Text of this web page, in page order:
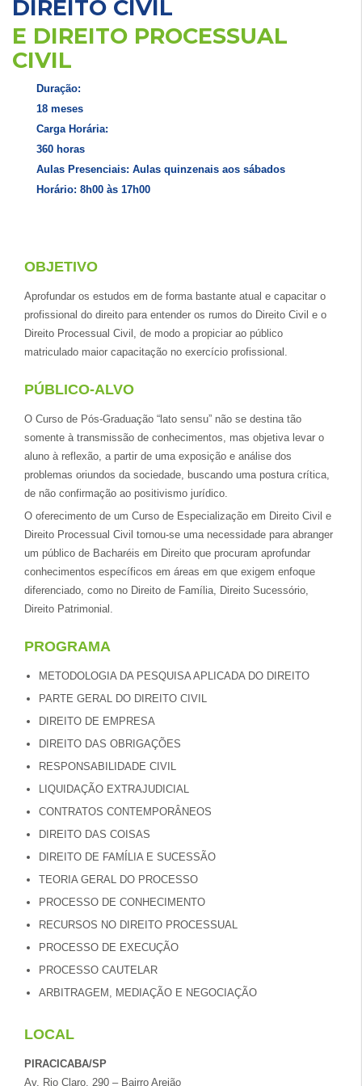
DIREITO CIVIL
E DIREITO PROCESSUAL
CIVIL
Duração:
18 meses
Carga Horária:
360 horas
Aulas Presenciais: Aulas quinzenais aos sábados
Horário: 8h00 às 17h00
OBJETIVO
Aprofundar os estudos em de forma bastante atual e capacitar o
profissional do direito para entender os rumos do Direito Civil e o
Direito Processual Civil, de modo a propiciar ao público
matriculado maior capacitação no exercício profissional.
PÚBLICO-ALVO
O Curso de Pós-Graduação “lato sensu” não se destina tão
somente à transmissão de conhecimentos, mas objetiva levar o
aluno à reflexão, a partir de uma exposição e análise dos
problemas oriundos da sociedade, buscando uma postura crítica,
de não confirmação ao positivismo jurídico.
O oferecimento de um Curso de Especialização em Direito Civil e
Direito Processual Civil tornou-se uma necessidade para abranger
um público de Bacharéis em Direito que procuram aprofundar
conhecimentos específicos em áreas em que exigem enfoque
diferenciado, como no Direito de Família, Direito Sucessório,
Direito Patrimonial.
PROGRAMA
METODOLOGIA DA PESQUISA APLICADA DO DIREITO
PARTE GERAL DO DIREITO CIVIL
DIREITO DE EMPRESA
DIREITO DAS OBRIGAÇÕES
RESPONSABILIDADE CIVIL
LIQUIDAÇÃO EXTRAJUDICIAL
CONTRATOS CONTEMPORÂNEOS
DIREITO DAS COISAS
DIREITO DE FAMÍLIA E SUCESSÃO
TEORIA GERAL DO PROCESSO
PROCESSO DE CONHECIMENTO
RECURSOS NO DIREITO PROCESSUAL
PROCESSO DE EXECUÇÃO
PROCESSO CAUTELAR
ARBITRAGEM, MEDIAÇÃO E NEGOCIAÇÃO
LOCAL
PIRACICABA/SP
Av. Rio Claro, 290 – Bairro Areião